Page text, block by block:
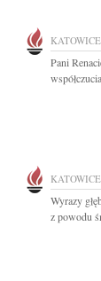
KATOWICE
Pani
KATOWICE
Wyrazy
z powodu